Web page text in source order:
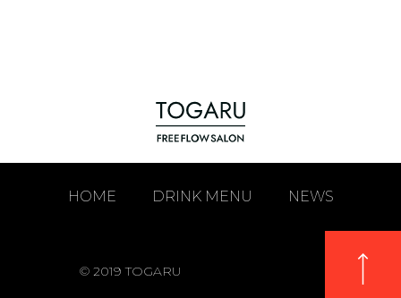
HOME DRINK MENU NEWS
© 2019 TOGARU